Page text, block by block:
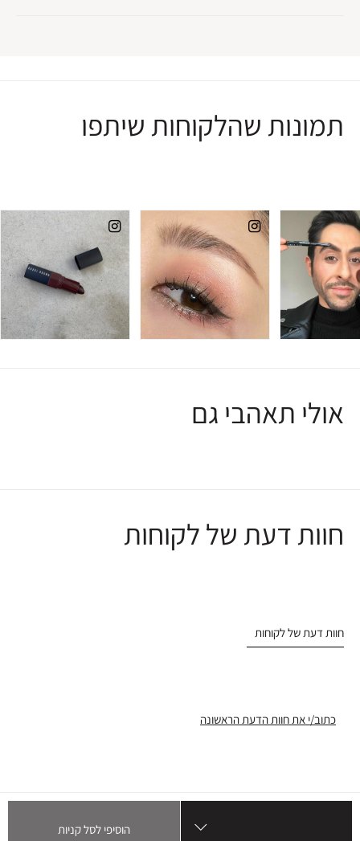
תמונות שהלקוחות שיתפו
אולי תאהבי גם
חוות דעת של לקוחות
חוות דעת של לקוחות
כתוב/י את חוות הדעת הראשונה
הוסיפי לסל קניות